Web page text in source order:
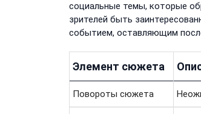
социальные темы, которые
зрителей быть
событием, оставляющим
Элемент сюжета
Повороты сюжета